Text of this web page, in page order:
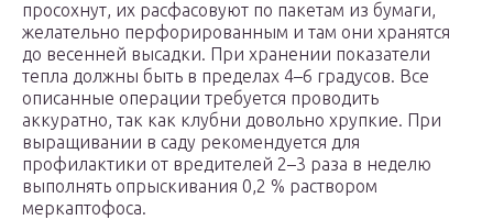
просохнут, их расфасовуют по пакетам из бумаги,
желательно перфорированным и там они хранятся
до весенней высадки. При хранении показатели
тепла должны быть в пределах 4–6 градусов. Все
описанные операции требуется проводить
аккуратно, так как клубни довольно хрупкие. При
выращивании в саду рекомендуется для
профилактики от вредителей 2–3 раза в неделю
выполнять опрыскивания 0,2 % раствором
меркаптофоса.